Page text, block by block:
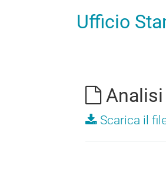
Ufficio
Analisi
Scarica il